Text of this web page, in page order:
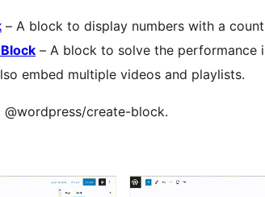
– A block to display numbers with a
– A block to solve the performance
embed multiple videos and playlists.
create-block.